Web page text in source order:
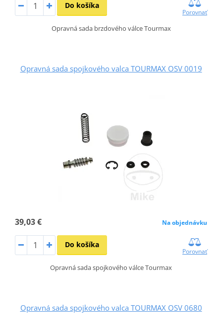
Do košíka
Porovnať
Opravná sada brzdového válce Tourmax
Opravná sada spojkového valca TOURMAX OSV 0019
39,03 € Na objednávku
Do košíka
Porovnať
Opravná sada spojkového válce Tourmax
Opravná sada spojkového valca TOURMAX OSV 0680